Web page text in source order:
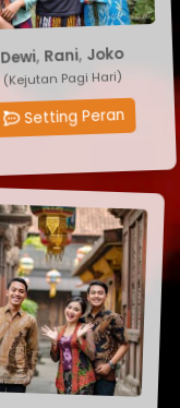
Dewi,Rani,Joko
(Kejutan Pagi Hari)
Setting Peran